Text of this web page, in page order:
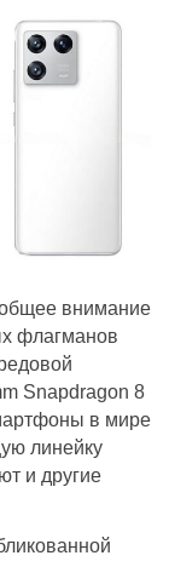
внимание
флагманов
Snapdragon 8
в мире
линейку
и другие